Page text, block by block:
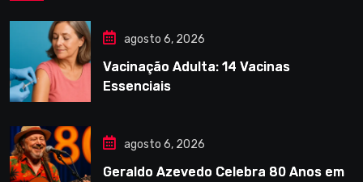
agosto 6, 2026
Vacinação Adulta: 14 Vacinas
Essenciais
agosto 6, 2026
Geraldo Azevedo Celebra 80 Anos em